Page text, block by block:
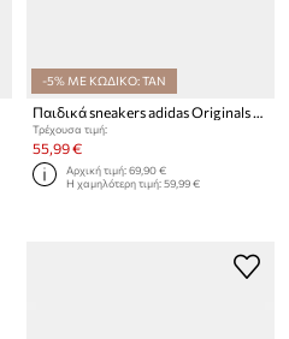
-5% ΜΕ ΚΩΔΙΚΟ: TAN
Παιδικά sneakers adidas Originals SAMBA OG
Τρέχουσα τιμή:
55,99 €
Αρχική τιμή:69,90 €
Η χαμηλότερη τιμή:59,99 €